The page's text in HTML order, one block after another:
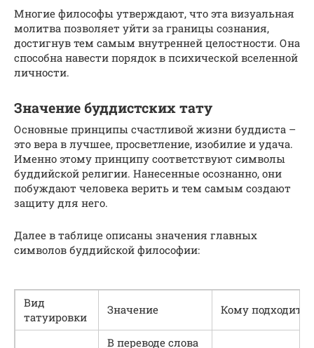
Многие философы утверждают, что эта визуальная
молитва позволяет уйти за границы сознания,
достигнув тем самым внутренней целостности. Она
способна навести порядок в психической вселенной
личности.
Значение буддистских тату
Основные принципы счастливой жизни буддиста –
это вера в лучшее, просветление, изобилие и удача.
Именно этому принципу соответствуют символы
буддийской религии. Нанесенные осознанно, они
побуждают человека верить и тем самым создают
защиту для него.
Далее в таблице описаны значения главных
символов буддийской философии:
Вид
татуировки
Значение Кому подходит
В переводе слова